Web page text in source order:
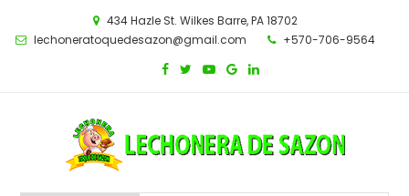
434 Hazle St. Wilkes Barre, PA 18702
lechoneratoquedesazon@gmail.com
+570-706-9564